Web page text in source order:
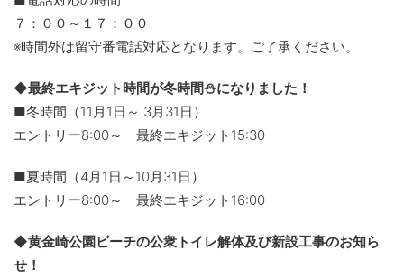
７：００～１７：００
※時間外は留守番電話対応となります。ご了承ください。
◆最終エキジット時間が冬時間⛄になりました！
■冬時間（11月1日～ 3月31日）
エントリー8:00～ 最終エキジット15:30
■夏時間（4月1日～10月31日）
エントリー8:00～ 最終エキジット16:00
◆黄金崎公園ビーチの公衆トイレ解体及び新設工事のお知ら
せ！